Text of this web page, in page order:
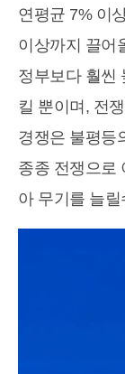
연평균 7% 이
이상까지 끌어
정부보다 훨씬
킬 뿐이며, 전
경쟁은 불평등
종종 전쟁으로
아 무기를 늘